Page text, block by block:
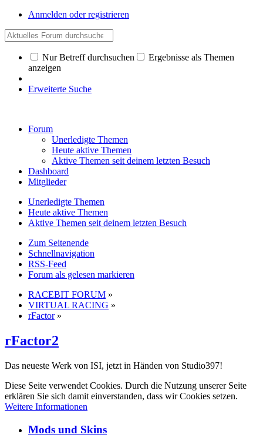
Anmelden oder registrieren
Nur Betreff durchsuchen
Ergebnisse als Themen
anzeigen
Erweiterte Suche
Forum
Unerledigte Themen
Heute aktive Themen
Aktive Themen seit deinem letzten Besuch
Dashboard
Mitglieder
Unerledigte Themen
Heute aktive Themen
Aktive Themen seit deinem letzten Besuch
Zum Seitenende
Schnellnavigation
RSS-Feed
Forum als gelesen markieren
RACEBIT FORUM »
VIRTUAL RACING »
rFactor »
rFactor2
Das neueste Werk von ISI, jetzt in Händen von Studio397!
Diese Seite verwendet Cookies. Durch die Nutzung unserer Seite
erklären Sie sich damit einverstanden, dass wir Cookies setzen.
Weitere Informationen
Mods und Skins